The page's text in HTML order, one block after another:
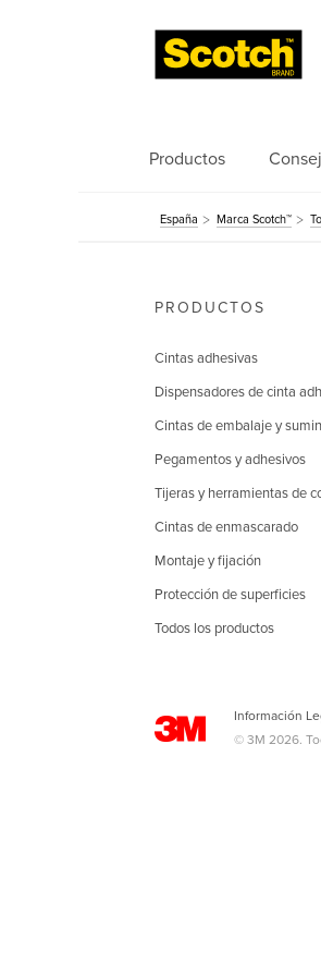
Productos
España Marca Scotch™
PRODUCTOS
Cintas adhesivas
Dispensadores de cinta
Cintas de embalaje y
Pegamentos y adhesivos
Tijeras y herramientas de
Cintas de enmascarado
Montaje y fijación
Protección de superficies
Todos los productos
Información
© 3M 2026.